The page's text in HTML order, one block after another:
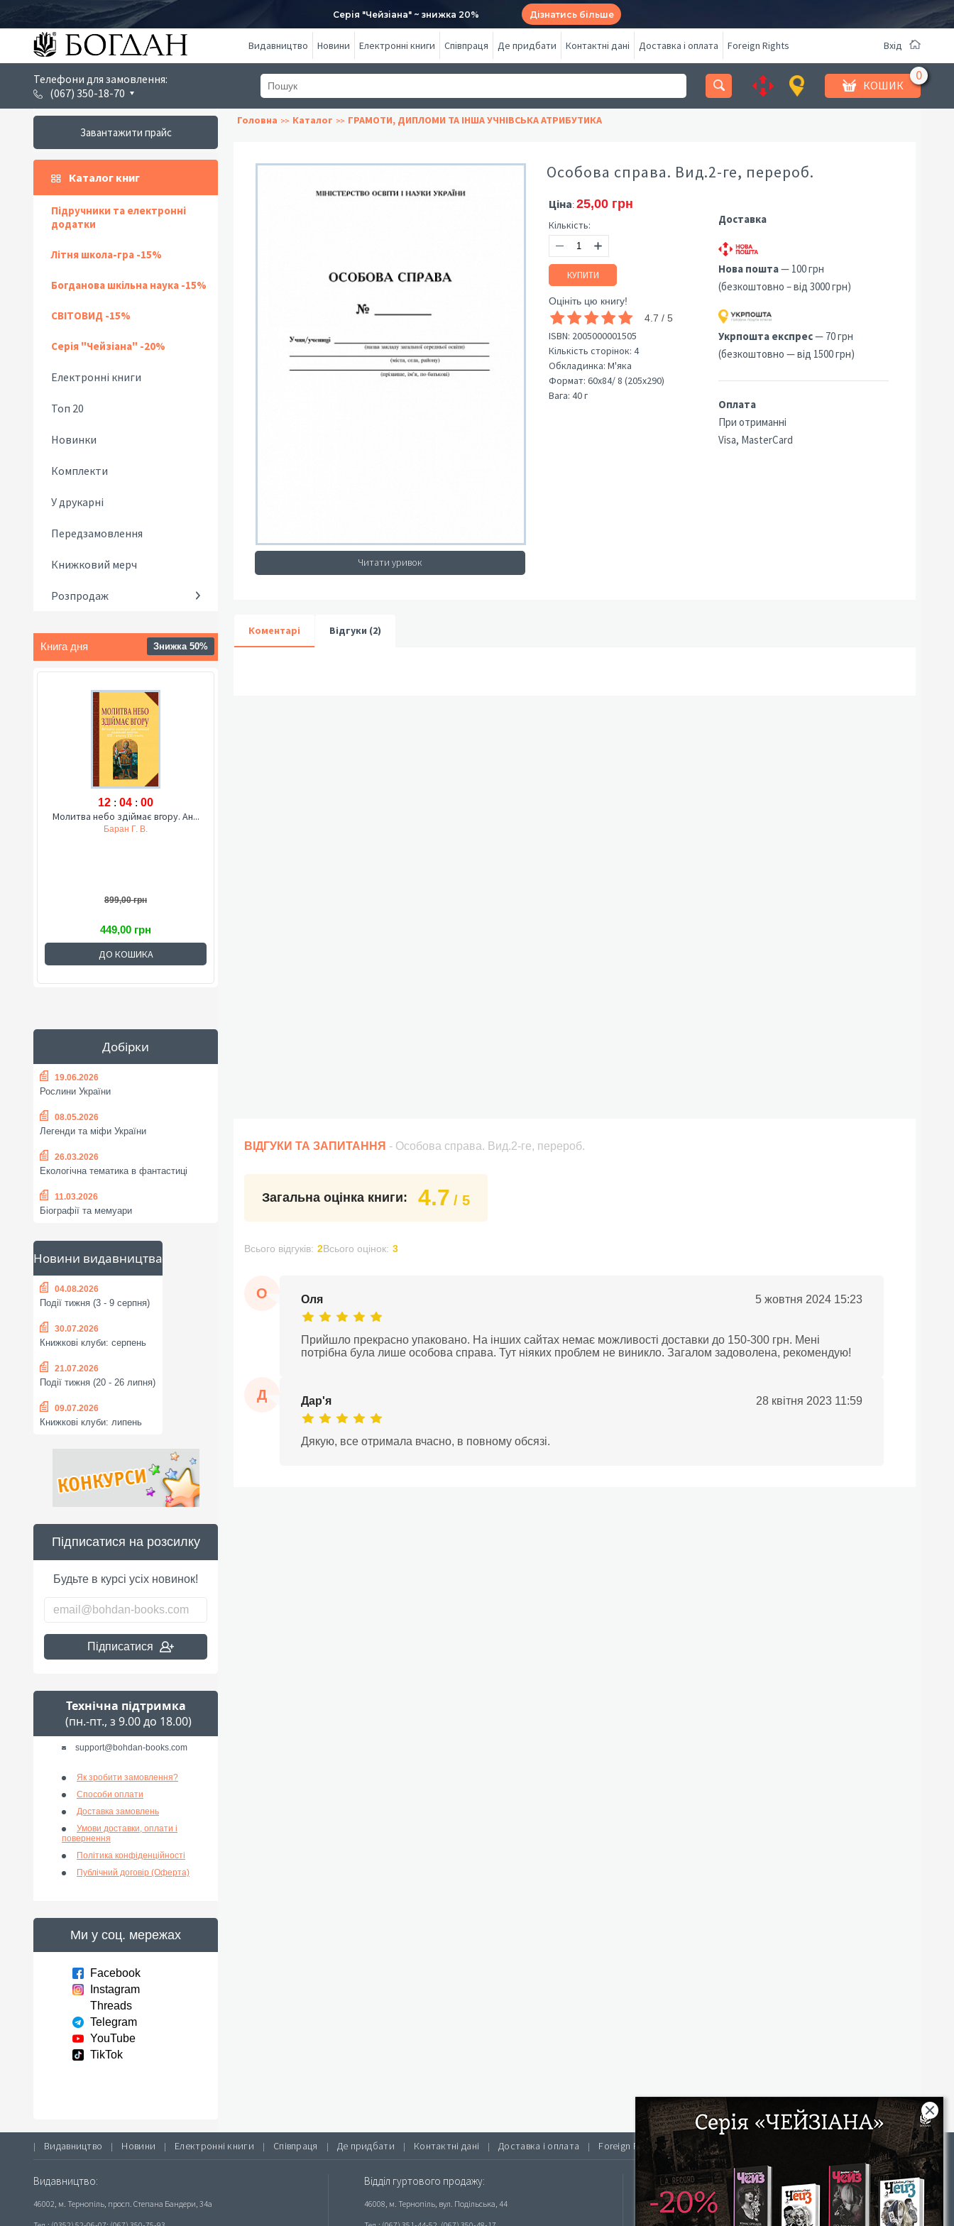
Серія "Чейзіана" ~ знижка 20% Дізнатись більше
Видавництво Новини Електронні книги Співпраця Де придбати Контактні дані Доставка і оплата Foreign Rights Вхід
Телефони для замовлення:
(067) 350-18-70
КОШИК
Завантажити прайс
Каталог книг
Підручники та електронні
додатки
Літня школа-гра -15%
Богданова шкільна наука -15%
СВІТОВИД -15%
Серія "Чейзіана" -20%
Електронні книги
Топ 20
Новинки
Комплекти
У друкарні
Передзамовлення
Книжковий мерч
Розпродаж
Книга дня Знижка 50%
12 : 03 : 59
Молитва небо здіймає вгору. Ан...
Баран Г. В.
899,00 грн
449,00 грн
ДО КОШИКА
Добірки
19.06.2026
Рослини України
08.05.2026
Легенди та міфи України
26.03.2026
Екологічна тематика в фантастиці
11.03.2026
Біографії та мемуари
Новини видавництва
04.08.2026
Події тижня (3 - 9 серпня)
30.07.2026
Книжкові клуби: серпень
21.07.2026
Події тижня (20 - 26 липня)
09.07.2026
Книжкові клуби: липень
Підписатися на розсилку
Будьте в курсі усіх новинок!
Підписатися
Технічна підтримка
(пн.-пт., з 9.00 до 18.00)
support@bohdan-books.com
Як зробити замовлення?
Способи оплати
Доставка замовлень
Умови доставки, оплати і
повернення
Політика конфіденційності
Публічний договір (Оферта)
Ми у соц. мережах
Facebook
Instagram
Threads
Telegram
YouTube
TikTok
Головна Каталог ГРАМОТИ, ДИПЛОМИ ТА ІНША УЧНІВСЬКА АТРИБУТИКА
Читати уривок
Особова справа. Вид.2-ге, перероб.
Ціна: 25,00 грн
Кількість:
КУПИТИ
Оцініть цю книгу!
4.7 / 5
ISBN: 2005000001505
Кількість сторінок: 4
Обкладинка: М'яка
Формат: 60х84/ 8 (205х290)
Вага: 40 г
Доставка
Нова пошта— 100 грн
(безкоштовно – від 3000 грн)
Укрпошта експрес— 70 грн
(безкоштовно — від 1500 грн)
Оплата
При отриманні
Visa, MasterCard
Коментарі Відгуки (2)
ВІДГУКИ ТА ЗАПИТАННЯ - Особова справа. Вид.2-ге, перероб.
Загальна оцінка книги: 4.7 / 5
Всього відгуків: 2Всього оцінок: 3
О Оля 5 жовтня 2024 15:23
Прийшло прекрасно упаковано. На інших сайтах немає можливості доставки до 150-300 грн. Мені
потрібна була лише особова справа. Тут ніяких проблем не виникло. Загалом задоволена, рекомендую!
Д Дар'я 28 квітня 2023 11:59
Дякую, все отримала вчасно, в повному обсязі.
| Видавництво | Новини | Електронні книги | Співпраця | Де придбати | Контактні дані | Доставка і оплата | Foreign Rights |
Видавництво:
46002, м. Тернопіль, просп. Степана Бандери, 34а
Відділ гуртового продажу:
46008, м. Тернопіль, вул. Подільська, 44
Інтернет-магазин «Видавництво Богдан»:
46018, м. Тернопіль, А/С 529